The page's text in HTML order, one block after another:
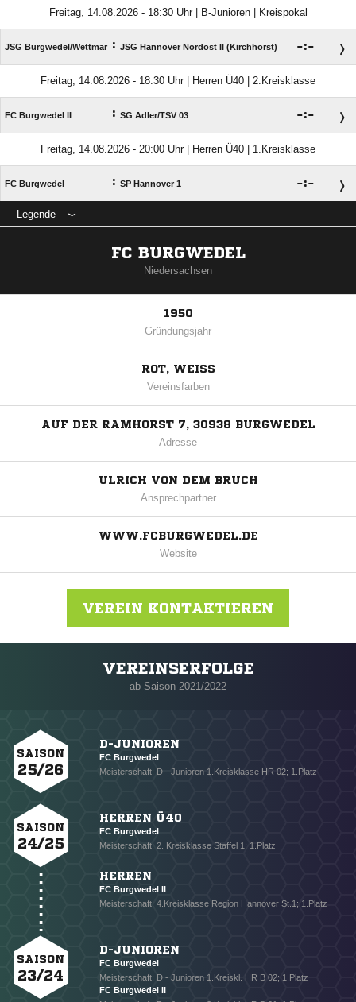
Freitag, 14.08.2026 - 18:30 Uhr | B-Junioren | Kreispokal
JSG Burgwedel/​Wettmar : JSG Hannover Nordost II (Kirchhorst) :
Freitag, 14.08.2026 - 18:30 Uhr | Herren Ü40 | 2.Kreisklasse
FC Burgwedel II : SG Adler/​TSV 03 :
Freitag, 14.08.2026 - 20:00 Uhr | Herren Ü40 | 1.Kreisklasse
FC Burgwedel : SP Hannover 1 :
Legende
FC BURGWEDEL
Niedersachsen
1950
Gründungsjahr
ROT, WEISS
Vereinsfarben
AUF DER RAMHORST 7, 30938 BURGWEDEL
Adresse
ULRICH VON DEM BRUCH
Ansprechpartner
WWW.FCBURGWEDEL.DE
Website
VEREIN KONTAKTIEREN
Nachricht an FC Burgwedel
VEREINSERFOLGE
ab Saison 2021/2022
SAISON
25/26
D-JUNIOREN
FC Burgwedel
Meisterschaft: D - Junioren 1.Kreisklasse HR 02; 1.Platz
SAISON
24/25
HERREN Ü40
FC Burgwedel
Meisterschaft: 2. Kreisklasse Staffel 1; 1.Platz
HERREN
FC Burgwedel II
Meisterschaft: 4.Kreisklasse Region Hannover St.1; 1.Platz
SAISON
23/24
D-JUNIOREN
FC Burgwedel
Meisterschaft: D - Junioren 1.Kreiskl. HR B 02; 1.Platz
FC Burgwedel II